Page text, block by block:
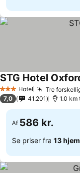
3 StjernerHotel Tre
STG Hotel
7,0 41.201 1.0 km
Af 586 kr.
Se priser fra 13